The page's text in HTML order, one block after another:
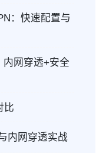
：快速配置与
内网穿透+安全
比
内网穿透实战